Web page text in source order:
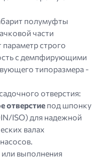
полумуфты
части
строго
с демпфирующими
типоразмера -
отверстия:
отверстие под шпонку
ISO) для надежной
валах
выполнения